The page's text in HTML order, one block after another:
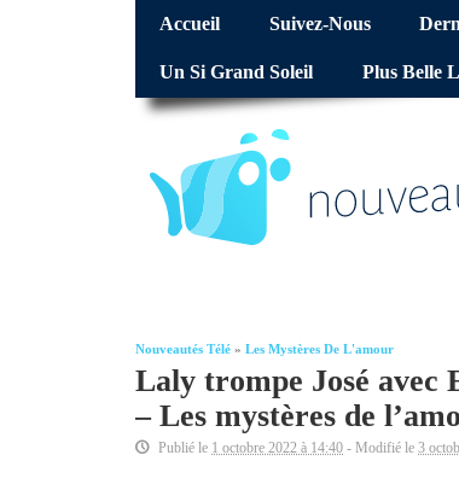
Accueil Suivez-Nous
Un Si Grand Soleil Plus Belle
Nouveautés Télé » Les Mystères De L'amour
Laly trompe José avec
– Les mystères de
Publié le 1 octobre 2022 à 14:40 - Modifié le 3